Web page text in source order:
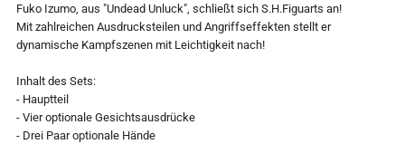
-
Izumo
-
Izumo
Fuko Izumo, aus "Undead Unluck", schließt sich S.H.Figuarts an!
Mit zahlreichen Ausdrucksteilen und Angriffseffekten stellt er
dynamische Kampfszenen mit Leichtigkeit nach!
Inhalt des Sets:
- Hauptteil
- Vier optionale Gesichtsausdrücke
- Drei Paar optionale Hände